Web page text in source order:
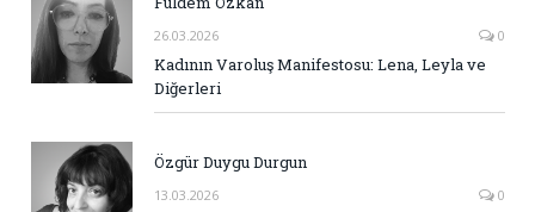
26.03.2026 0
Kadının Varoluş Manifestosu: Lena, Leyla ve
Diğerleri
Özgür Duygu Durgun
13.03.2026 0